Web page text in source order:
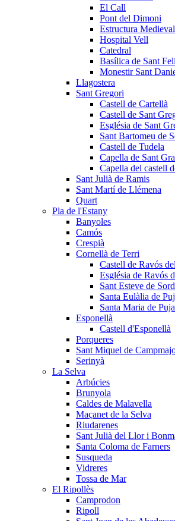
El Call
Pont del Dimoni
Estructura Medieval
Hospital Vell
Catedral
Basílica de Sant
Monestir Sant
Llagostera
Sant Gregori
Castell de Cartellà
Castell de Sant
Església de Sant
Sant Bartomeu de
Castell de Tudela
Capella de Sant
Capella del castell
Sant Julià de Ramis
Sant Martí de Llémena
Quart
Pla de l'Estany
Banyoles
Camós
Crespià
Cornellà de Terri
Castell de Ravós
Església de Ravós
Sant Esteve de
Santa Eulàlia de
Santa Maria de
Esponellà
Castell d'Esponellà
Porqueres
Sant Miquel de
Serinyà
La Selva
Arbúcies
Brunyola
Caldes de Malavella
Maçanet de la Selva
Riudarenes
Sant Julià del Llor i
Santa Coloma de Farners
Susqueda
Vidreres
Tossa de Mar
El Ripollès
Camprodon
Ripoll